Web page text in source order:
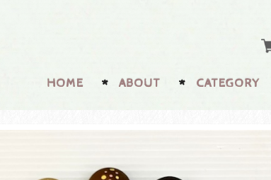
HOME ABOUT CATEGORY